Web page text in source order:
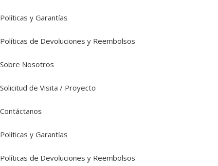
Políticas y Garantías
Políticas de Devoluciones y Reembolsos
Sobre Nosotros
Solicitud de Visita / Proyecto
Contáctanos
Políticas y Garantías
Políticas de Devoluciones y Reembolsos